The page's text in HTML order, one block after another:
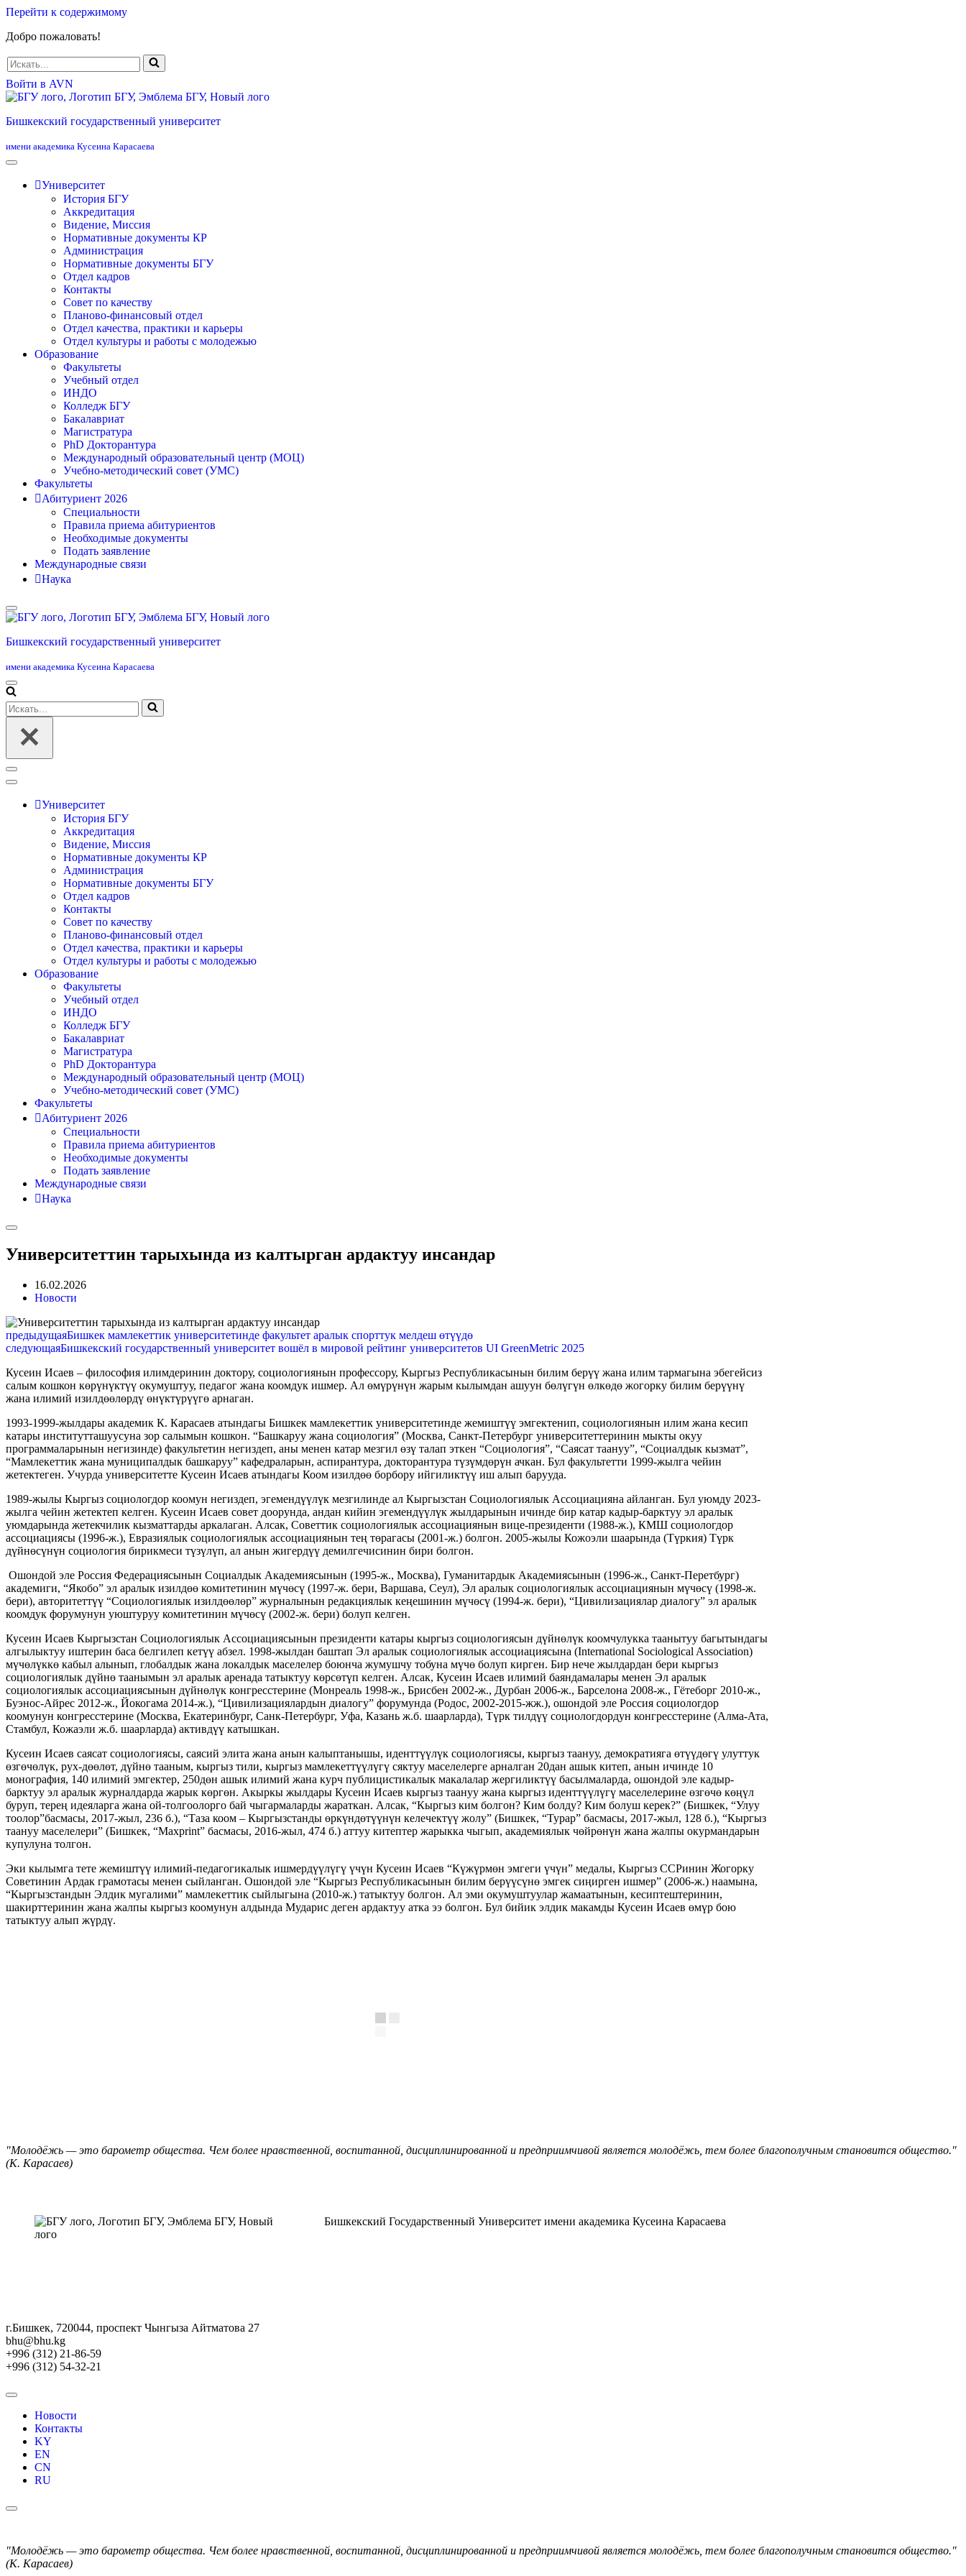
Перейти к содержимому
Добро пожаловать!
Искать...
Войти в AVN
Бишкекский государственный университет
имени академика Кусеина Карасаева
Университет
История БГУ
Аккредитация
Видение, Миссия
Нормативные документы КР
Администрация
Нормативные документы БГУ
Отдел кадров
Контакты
Совет по качеству
Планово-финансовый отдел
Отдел качества, практики и карьеры
Отдел культуры и работы с молодежью
Образование
Факультеты
Учебный отдел
ИНДО
Колледж БГУ
Бакалавриат
Магистратура
PhD Докторантура
Международный образовательный центр (МОЦ)
Учебно-методический совет (УМС)
Факультеты
Абитуриент 2026
Специальности
Правила приема абитуриентов
Необходимые документы
Подать заявление
Международные связи
Наука
Бишкекский государственный университет
имени академика Кусеина Карасаева
Меню
навигации
Искать...
Меню
навигации
Университет
История БГУ
Аккредитация
Видение, Миссия
Нормативные документы КР
Администрация
Нормативные документы БГУ
Отдел кадров
Контакты
Совет по качеству
Планово-финансовый отдел
Отдел качества, практики и карьеры
Отдел культуры и работы с молодежью
Образование
Факультеты
Учебный отдел
ИНДО
Колледж БГУ
Бакалавриат
Магистратура
PhD Докторантура
Международный образовательный центр (МОЦ)
Учебно-методический совет (УМС)
Факультеты
Абитуриент 2026
Специальности
Правила приема абитуриентов
Необходимые документы
Подать заявление
Международные связи
Наука
Университеттин тарыхында из калтырган ардактуу инсандар
16.02.2026
Новости
предыдущаяБишкек мамлекеттик университетинде факультет аралык спорттук мелдеш өтүүдө
следующаяБишкекский государственный университет вошёл в мировой рейтинг университетов UI GreenMetric 2025
Кусеин Исаев – философия илимдеринин доктору, социологиянын профессору, Кыргыз Республикасынын билим берүү жана илим тармагына эбегейсиз
салым кошкон көрүнүктүү окумуштуу, педагог жана коомдук ишмер. Ал өмүрүнүн жарым кылымдан ашуун бөлүгүн өлкөдө жогорку билим берүүнү
жана илимий изилдөөлөрдү өнүктүрүүгө арнаган.
1993-1999-жылдары академик К. Карасаев атындагы Бишкек мамлекеттик университетинде жемиштүү эмгектенип, социологиянын илим жана кесип
катары институтташуусуна зор салымын кошкон. “Башкаруу жана социология” (Москва, Санкт-Петербург университеттеринин мыкты окуу
программаларынын негизинде) факультетин негиздеп, аны менен катар мезгил өзү талап эткен “Социология”, “Саясат таануу”, “Социалдык кызмат”,
“Мамлекеттик жана муниципалдык башкаруу” кафедраларын, аспирантура, докторантура түзүмдөрүн ачкан. Бул факультетти 1999-жылга чейин
жетектеген. Учурда университетте Кусеин Исаев атындагы Коом изилдөө борбору ийгиликтүү иш алып барууда.
1989-жылы Кыргыз социологдор коомун негиздеп, эгемендүүлүк мезгилинде ал Кыргызстан Социологиялык Ассоциацияна айланган. Бул уюмду 2023-
жылга чейин жетектеп келген. Кусеин Исаев совет доорунда, андан кийин эгемендүүлүк жылдарынын ичинде бир катар кадыр-барктуу эл аралык
уюмдарында жетекчилик кызматтарды аркалаган. Алсак, Советтик социологиялык ассоциациянын вице-президенти (1988-ж.), КМШ социологдор
ассоциациясы (1996-ж.), Евразиялык социологиялык ассоциациянын тең төрагасы (2001-ж.) болгон. 2005-жылы Кожоэли шаарында (Түркия) Түрк
дүйнөсүнүн социология бирикмеси түзүлүп, ал анын жигердүү демилгечисинин бири болгон.
Ошондой эле Россия Федерациясынын Социалдык Академиясынын (1995-ж., Москва), Гуманитардык Академиясынын (1996-ж., Санкт-Перетбург)
академиги, “Якобо” эл аралык изилдөө комитетинин мүчөсү (1997-ж. бери, Варшава, Сеул), Эл аралык социологиялык ассоциациянын мүчөсү (1998-ж.
бери), авторитеттүү “Социологиялык изилдөөлөр” журналынын редакциялык кеңешинин мүчөсү (1994-ж. бери), “Цивилизациялар диалогу” эл аралык
коомдук форумунун уюштуруу комитетинин мүчөсү (2002-ж. бери) болуп келген.
Кусеин Исаев Кыргызстан Социологиялык Ассоциациясынын президенти катары кыргыз социологиясын дүйнөлүк коомчулукка таанытуу багытындагы
алгылыктуу иштерин баса белгилеп кетүү абзел. 1998-жылдан баштап Эл аралык социологиялык ассоциациясына (International Sociological Association)
мүчөлүккө кабыл алынып, глобалдык жана локалдык маселелер боюнча жумушчу тобуна мүчө болуп кирген. Бир нече жылдардан бери кыргыз
социологиялык дүйнө таанымын эл аралык аренада татыктуу көрсөтүп келген. Алсак, Кусеин Исаев илимий баяндамалары менен Эл аралык
социологиялык ассоциациясынын дүйнөлүк конгресстерине (Монреаль 1998-ж., Брисбен 2002-ж., Дурбан 2006-ж., Барселона 2008-ж., Гётеборг 2010-ж.,
Буэнос-Айрес 2012-ж., Йокогама 2014-ж.), “Цивилизациялардын диалогу” форумунда (Родос, 2002-2015-жж.), ошондой эле Россия социологдор
коомунун конгресстерине (Москва, Екатеринбург, Санк-Петербург, Уфа, Казань ж.б. шаарларда), Түрк тилдүү социологдордун конгресстерине (Алма-Ата,
Стамбул, Кожаэли ж.б. шаарларда) активдүү катышкан.
Кусеин Исаев саясат социологиясы, саясий элита жана анын калыптанышы, иденттүүлүк социологиясы, кыргыз таануу, демократияга өтүүдөгү улуттук
өзгөчөлүк, рух-дөөлөт, дүйнө тааным, кыргыз тили, кыргыз мамлекеттүүлүгү сяктуу маселелерге арналган 20дан ашык китеп, анын ичинде 10
монография, 140 илимий эмгектер, 250дөн ашык илимий жана курч публицистикалык макалалар жергиликтүү басылмаларда, ошондой эле кадыр-
барктуу эл аралык журналдарда жарык көргөн. Акыркы жылдары Кусеин Исаев кыргыз таануу жана кыргыз иденттүүлүгү маселелерине өзгөчө көңүл
буруп, терең идеяларга жана ой-толгоолорго бай чыгармаларды жараткан. Алсак, “Кыргыз ким болгон? Ким болду? Ким болуш керек?” (Бишкек, “Улуу
тоолор”басмасы, 2017-жыл, 236 б.), “Таза коом – Кыргызстанды өркүндөтүүнүн келечектүү жолу” (Бишкек, “Турар” басмасы, 2017-жыл, 128 б.), “Кыргыз
таануу маселелери” (Бишкек, “Maxprint” басмасы, 2016-жыл, 474 б.) аттуу китептер жарыкка чыгып, академиялык чөйрөнүн жана жалпы окурмандарын
купулуна толгон.
Эки кылымга тете жемиштүү илимий-педагогикалык ишмердүүлүгү үчүн Кусеин Исаев “Күжүрмөн эмгеги үчүн” медалы, Кыргыз ССРинин Жогорку
Советинин Ардак грамотасы менен сыйланган. Ошондой эле “Кыргыз Республикасынын билим берүүсүнө эмгек сиңирген ишмер” (2006-ж.) наамына,
“Кыргызстандын Элдик мугалими” мамлекеттик сыйлыгына (2010-ж.) татыктуу болгон. Ал эми окумуштуулар жамаатынын, кесиптештеринин,
шакирттеринин жана жалпы кыргыз коомунун алдында Мударис деген ардактуу атка ээ болгон. Бул бийик элдик макамды Кусеин Исаев өмүр бою
татыктуу алып жүрдү.
"Молодёжь — это барометр общества. Чем более нравственной, воспитанной, дисциплинированной и предприимчивой является молодёжь, тем более благополучным становится общество."
(К. Карасаев)
Бишкекский Государственный Университет имени академика Кусеина Карасаева
г.Бишкек, 720044, проспект Чынгыза Айтматова 27
bhu@bhu.kg
+996 (312) 21-86-59
+996 (312) 54-32-21
Новости
Контакты
KY
EN
CN
RU
"Молодёжь — это барометр общества. Чем более нравственной, воспитанной, дисциплинированной и предприимчивой является молодёжь, тем более благополучным становится общество."
(К. Карасаев)